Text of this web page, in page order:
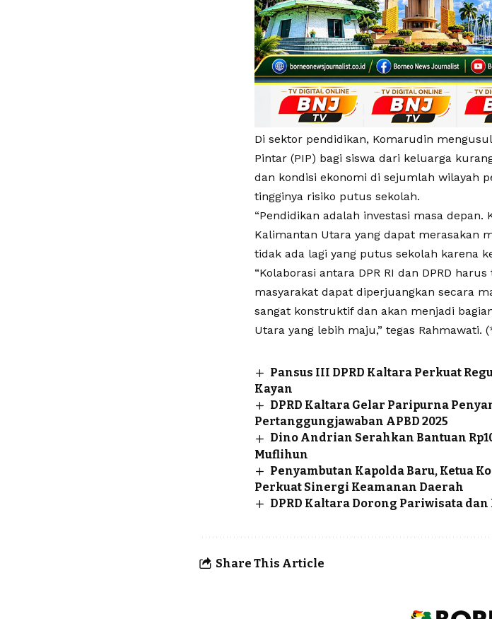
Di sektor pendidikan, Komarudin
Pintar (PIP) bagi siswa dari keluarga
dan kondisi ekonomi di sejumlah wilayah
tingginya risiko putus sekolah.
“Pendidikan adalah investasi masa
Kalimantan Utara yang dapat merasakan
tidak ada lagi yang putus sekolah karena
“Kolaborasi antara DPR RI dan DPRD
masyarakat dapat diperjuangkan secara
sangat konstruktif dan akan menjadi
Utara yang lebih maju,” tegas Rahmawati.
Pansus III DPRD Kaltara Perkuat
Kayan
DPRD Kaltara Gelar Paripurna
Pertanggungjawaban APBD 2025
Dino Andrian Serahkan Bantuan
Muflihun
Penyambutan Kapolda Baru, Ketua
Perkuat Sinergi Keamanan Daerah
DPRD Kaltara Dorong Pariwisata
Share This Article